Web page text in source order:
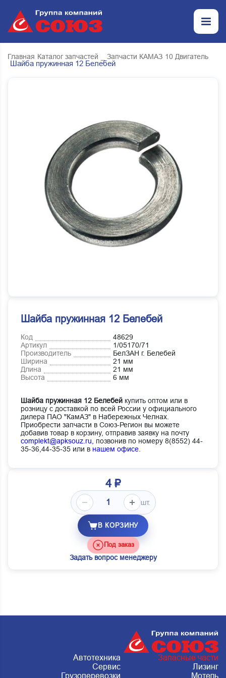
Главная Каталог запчастей _ Запчасти КАМАЗ 10 Двигатель
Шайба пружинная 12 Белебей
Шайба пружинная 12 Белебей
Код
48629
Артикул
1/05170/71
Производитель
БелЗАН г. Белебей
Ширина
21 мм
Длина
21 мм
Высота
6 мм
Шайба пружинная 12 Белебей купить оптом или в
розницу с доставкой по всей России у официального
дилера ПАО "КамАЗ" в Набережных Челнах.
Приобрести запчасти в Союз-Регион вы можете
добавив товар в корзину, отправив заявку на почту
complekt@apksouz.ru,
позвонив по номеру 8(8552) 44-
35-36,44-35-35 или в нашем офисе
4 ₽
шт.
В КОРЗИНУ
Под заказ
Задать вопрос менеджеру
Автотехника
Запасные части
Сервис
Лизинг
Грузоперевозки
Мотель